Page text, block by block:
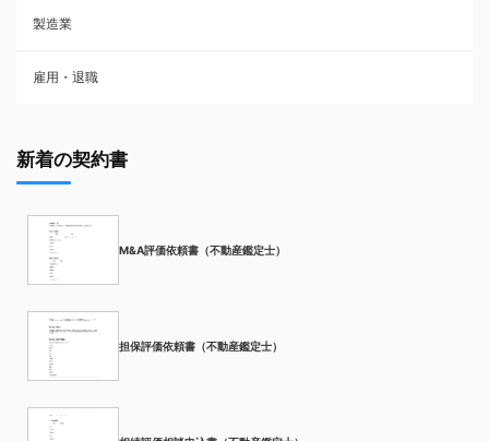
製造業
雇用・退職
新着の契約書
M&A評価依頼書（不動産鑑定士）
担保評価依頼書（不動産鑑定士）